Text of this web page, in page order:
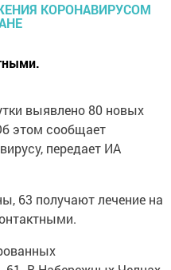
выявлено 80 новых
этом сообщает
передает ИА
63 получают лечение на